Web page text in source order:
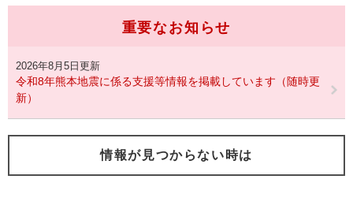
重要なお知らせ
2026年8月5日更新
令和8年熊本地震に係る支援等情報を掲載しています（随時更
新）
情報が見つからない時は